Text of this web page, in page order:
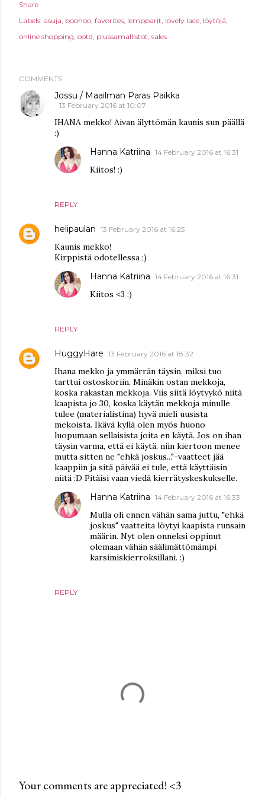
Share
Labels: asuja boohoo favorites lempparit lovely lace löytöjä
online shopping ootd plussamallistot sales
COMMENTS
Jossu / Maailman Paras Paikka
13 February 2016 at 10:07
IHANA mekko! Aivan älyttömän kaunis sun päällä
:)
REPLY
Hanna Katriina 14 February 2016 at 16:31
Kiitos! :)
helipaulan 13 February 2016 at 16:25
Kaunis mekko!
Kirppistä odotellessa ;)
REPLY
Hanna Katriina 14 February 2016 at 16:31
Kiitos <3 :)
HuggyHare 13 February 2016 at 18:32
Ihana mekko ja ymmärrän täysin, miksi tuo
tarttui ostoskoriin. Minäkin ostan mekkoja,
koska rakastan mekkoja. Viis siitä löytyykö niitä
kaapista jo 30, koska käytän mekkoja minulle
tulee (materialistina) hyvä mieli uusista
mekoista. Ikävä kyllä olen myös huono
luopumaan sellaisista joita en käytä. Jos on ihan
täysin varma, että ei käytä, niin kiertoon menee
mutta sitten ne "ehkä joskus..."-vaatteet jää
kaappiin ja sitä päivää ei tule, että käyttäisin
niitä :D Pitäisi vaan viedä kierrätyskeskukselle.
REPLY
Hanna Katriina 14 February 2016 at 16:33
Mulla oli ennen vähän sama juttu, "ehkä
joskus" vaatteita löytyi kaapista runsain
määrin. Nyt olen onneksi oppinut
olemaan vähän säälimättömämpi
karsimiskierroksillani. :)
Your comments are appreciated! <3